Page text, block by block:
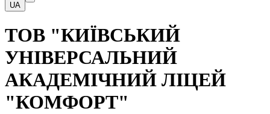
UA
ТОВ "КИЇВСЬКИЙ
УНІВЕРСАЛЬНИЙ
АКАДЕМІЧНИЙ ЛІЦЕЙ
"КОМФОРТ"